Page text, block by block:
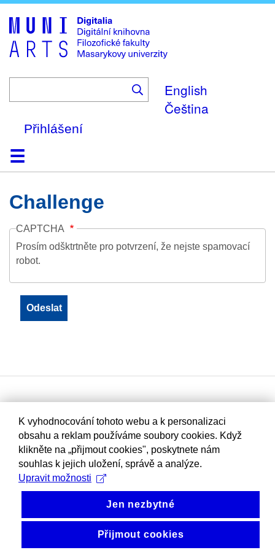
to
main
content
English
Čeština
Přihlášení
DomůKolekce
Prohlížení
Vyhledávání
O platformě
Nápověda
KontaktDigitalia
Challenge
CAPTCHA
Prosím odšktrtněte pro potvrzení, že nejste spamovací
robot.
K vyhodnocování tohoto webu a k personalizaci
obsahu a reklam používáme soubory cookies. Když
klikněte na „přijmout cookies", poskytnete nám
souhlas k jejich uložení, správě a analýze.
Upravit možnosti
Jen nezbytné
Přijmout cookies